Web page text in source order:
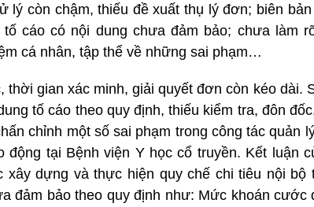
lý còn chậm, thiếu đề xuất thụ lý đơn; biên
tố cáo có nội dung chưa đảm bảo; chưa làm
cá nhân, tập thể về những sai phạm…
thời gian xác minh, giải quyết đơn còn kéo dài.
tố cáo theo quy định, thiếu kiểm tra, đôn
chỉnh một số sai phạm trong công tác quản
động tại Bệnh viện Y học cổ truyền. Kết luận
xây dựng và thực hiện quy chế chi tiêu nội bộ
đảm bảo theo quy định như: Mức khoán cước